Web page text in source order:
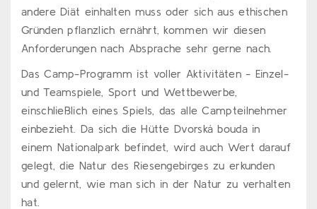
andere Diät einhalten muss oder sich aus ethischen
Gründen pflanzlich ernährt, kommen wir diesen
Anforderungen nach Absprache sehr gerne nach.
Das Camp-Programm ist voller Aktivitäten - Einzel-
und Teamspiele, Sport und Wettbewerbe,
einschließlich eines Spiels, das alle Campteilnehmer
einbezieht. Da sich die Hütte Dvorská bouda in
einem Nationalpark befindet, wird auch Wert darauf
gelegt, die Natur des Riesengebirges zu erkunden
und gelernt, wie man sich in der Natur zu verhalten
hat.